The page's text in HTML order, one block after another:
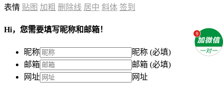
表情 贴图 加粗 删除线 居中 斜体 签到
Hi，您需要填写昵称和邮箱！
昵称
昵称 (必填)
邮箱
邮箱 (必填)
网址
网址